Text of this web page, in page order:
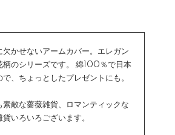
欠かせないアームカバー。エレガン
柄のシリーズです。 綿100％で日本
で、ちょっとしたプレゼントにも。
素敵な薔薇雑貨、ロマンティックな
貨いろいろございます。